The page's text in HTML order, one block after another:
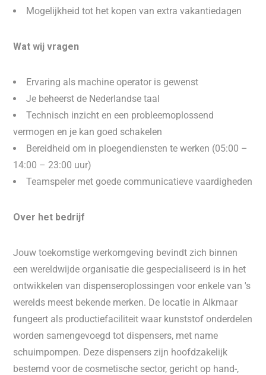
Mogelijkheid tot het kopen van extra vakantiedagen
Wat wij vragen
Ervaring als machine operator is gewenst
Je beheerst de Nederlandse taal
Technisch inzicht en een probleemoplossend
vermogen en je kan goed schakelen
Bereidheid om in ploegendiensten te werken (05:00 –
14:00 – 23:00 uur)
Teamspeler met goede communicatieve vaardigheden
Over het bedrijf
Jouw toekomstige werkomgeving bevindt zich binnen
een wereldwijde organisatie die gespecialiseerd is in het
ontwikkelen van dispenseroplossingen voor enkele van 's
werelds meest bekende merken. De locatie in Alkmaar
fungeert als productiefaciliteit waar kunststof onderdelen
worden samengevoegd tot dispensers, met name
schuimpompen. Deze dispensers zijn hoofdzakelijk
bestemd voor de cosmetische sector, gericht op hand-,